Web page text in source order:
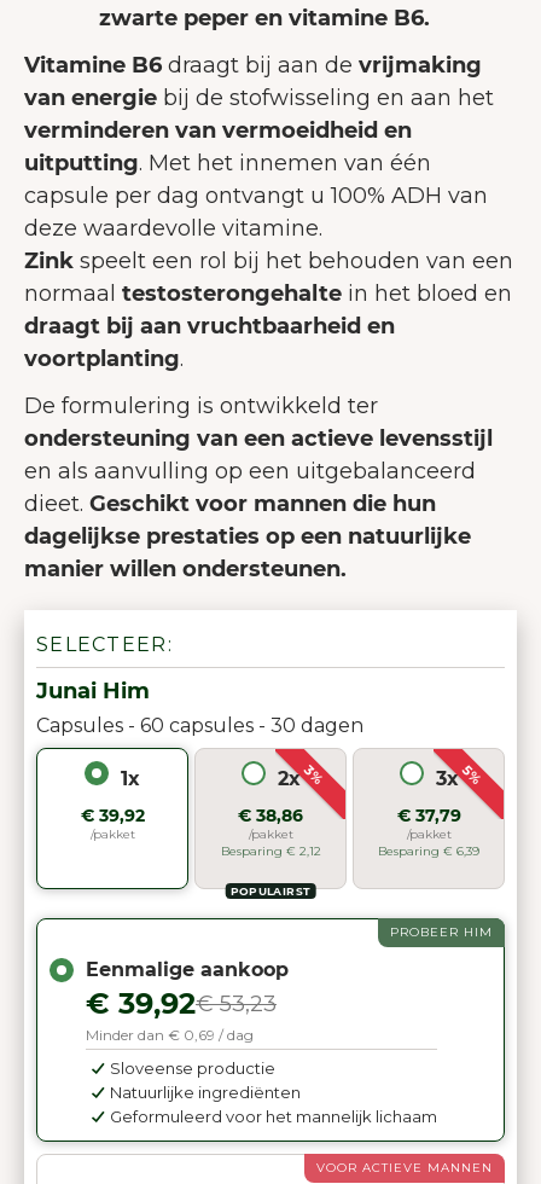
zwarte peper en vitamine B6.
Vitamine B6 draagt bij aan de vrijmaking
van energie bij de stofwisseling en aan het
verminderen van vermoeidheid en
uitputting. Met het innemen van één
capsule per dag ontvangt u 100% ADH van
deze waardevolle vitamine.
Zink speelt een rol bij het behouden van een
normaal testosterongehalte in het bloed en
draagt bij aan vruchtbaarheid en
voortplanting.
De formulering is ontwikkeld ter
ondersteuning van een actieve levensstijl
en als aanvulling op een uitgebalanceerd
dieet. Geschikt voor mannen die hun
dagelijkse prestaties op een natuurlijke
manier willen ondersteunen.
SELECTEER:
Junai Him
Capsules - 60 capsules - 30 dagen
1x
€ 39,92
/pakket
3%
2x
€ 38,86
/pakket
Besparing € 2,12
POPULAIRST
5%
3x
€ 37,79
/pakket
Besparing € 6,39
VOOR ACTIEVE MANNEN
PROBEER HIM
Eenmalige aankoop
€ 39,92€ 53,23
Minder dan € 0,69 / dag
Sloveense productie
Natuurlijke ingrediënten
Geformuleerd voor het mannelijk lichaam